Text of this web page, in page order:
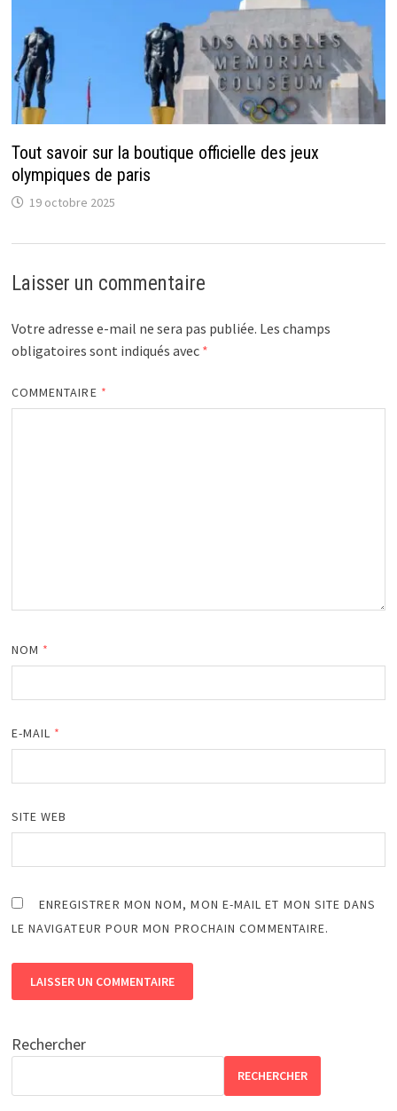
Tout savoir sur la boutique officielle des jeux
olympiques de paris
19 octobre 2025
Laisser un commentaire
Votre adresse e-mail ne sera pas publiée. Les champs
obligatoires sont indiqués avec *
COMMENTAIRE *
NOM *
E-MAIL *
SITE WEB
ENREGISTRER MON NOM, MON E-MAIL ET MON SITE DANS
LE NAVIGATEUR POUR MON PROCHAIN COMMENTAIRE.
Rechercher
RECHERCHER